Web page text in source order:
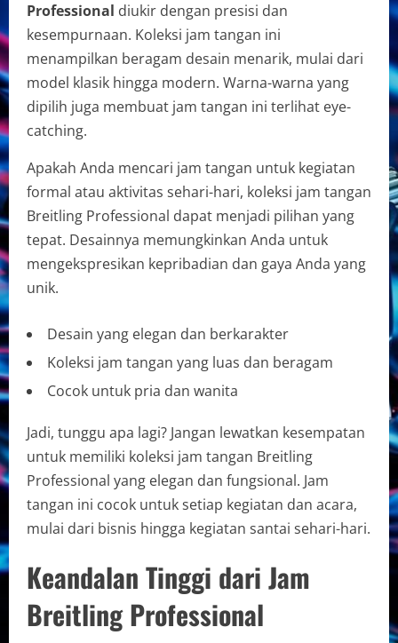
Professional diukir dengan presisi dan
kesempurnaan. Koleksi jam tangan ini
menampilkan beragam desain menarik, mulai dari
model klasik hingga modern. Warna-warna yang
dipilih juga membuat jam tangan ini terlihat eye-
catching.
Apakah Anda mencari jam tangan untuk kegiatan
formal atau aktivitas sehari-hari, koleksi jam tangan
Breitling Professional dapat menjadi pilihan yang
tepat. Desainnya memungkinkan Anda untuk
mengekspresikan kepribadian dan gaya Anda yang
unik.
Desain yang elegan dan berkarakter
Koleksi jam tangan yang luas dan beragam
Cocok untuk pria dan wanita
Jadi, tunggu apa lagi? Jangan lewatkan kesempatan
untuk memiliki koleksi jam tangan Breitling
Professional yang elegan dan fungsional. Jam
tangan ini cocok untuk setiap kegiatan dan acara,
mulai dari bisnis hingga kegiatan santai sehari-hari.
Keandalan Tinggi dari Jam
Breitling Professional